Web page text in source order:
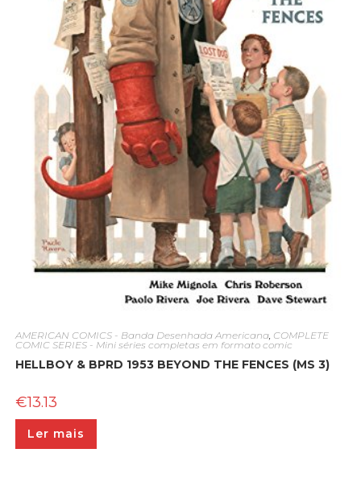
AMERICAN COMICS - Banda Desenhada Americana, COMPLETE
COMIC SERIES - Mini séries completas em formato comic
HELLBOY & BPRD 1953 BEYOND THE FENCES (MS 3)
€13.13
Ler mais